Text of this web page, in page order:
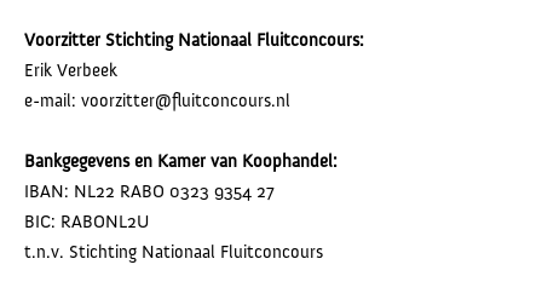
Voorzitter Stichting Nationaal Fluitconcours:
Erik Verbeek
e-mail: voorzitter@fluitconcours.nl
Bankgegevens en Kamer van Koophandel:
IBAN: NL22 RABO 0323 9354 27
BIC: RABONL2U
t.n.v. Stichting Nationaal Fluitconcours